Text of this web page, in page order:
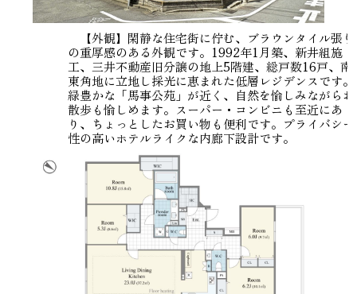
【外観】閑静な住宅街に佇む、ブラウンタイル張り
の重厚感のある外観です。1992年1月築、新井組施
工、三井不動産旧分譲の地上5階建、総戸数16戸、南
東角地に立地し採光に恵まれた低層レジデンスです。
緑豊かな「馬事公苑」が近く、自然を愉しみながらお
散歩も愉しめます。スーパー・コンビニも至近にあ
り、ちょっとしたお買い物も便利です。プライバシー
性の高いホテルライクな内廊下設計です。